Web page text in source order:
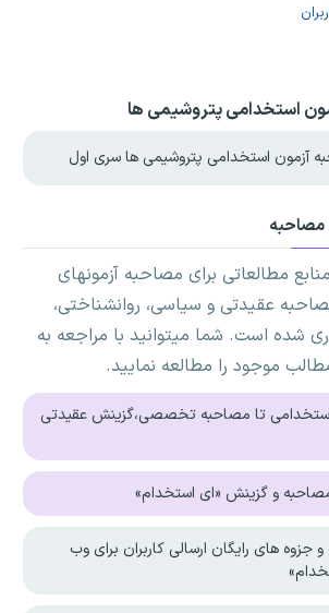
استخدامی پتروشیمی ها
آزمون استخدامی پتروشیمی ها سری اول
مصاحبه
مطالعاتی برای مصاحبه آزمونهای
عقیدتی و سیاسی، روانشناختی،
شده است. شما میتوانید با مراجعه به
موجود را مطالعه نمایید.
تا مصاحبه تخصصی،گزینش عقیدتی
و گزینش «ای استخدام»
های رایگان ارسالی کاربران برای وب